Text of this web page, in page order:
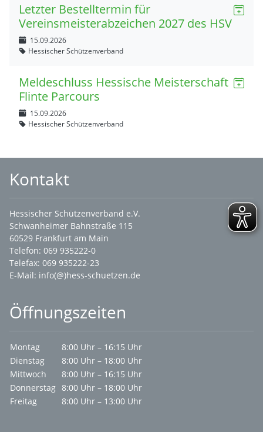
Letzter Bestelltermin für
Vereinsmeisterabzeichen 2027 des HSV
15.09.2026
Hessischer Schützenverband
Meldeschluss Hessische Meisterschaft
Flinte Parcours
15.09.2026
Hessischer Schützenverband
Kontakt
Hessischer Schützenverband e.V.
Schwanheimer Bahnstraße 115
60529 Frankfurt am Main
Telefon: 069 935222-0
Telefax: 069 935222-23
E-Mail: info(@)hess-schuetzen.de
Öffnungszeiten
Montag
8:00 Uhr – 16:15 Uhr
Dienstag
8:00 Uhr – 18:00 Uhr
Mittwoch
8:00 Uhr – 16:15 Uhr
Donnerstag 8:00 Uhr – 18:00 Uhr
Freitag
8:00 Uhr – 13:00 Uhr